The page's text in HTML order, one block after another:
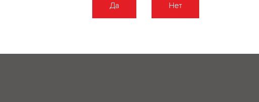
Да Нет